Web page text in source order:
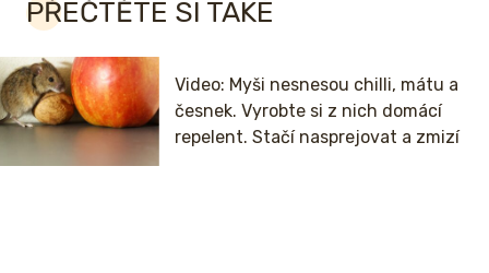
PŘEČTĚTE SI TAKÉ
Video: Myši nesnesou chilli, mátu a
česnek. Vyrobte si z nich domácí
repelent. Stačí nasprejovat a zmizí